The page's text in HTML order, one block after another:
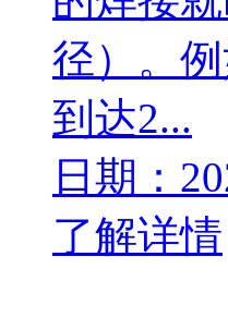
径）。
到达2...
日期：
了解详情